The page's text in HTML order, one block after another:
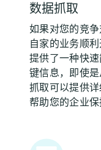
数据抓取
如果对您的竞
自家的业务顺
提供了一种快
键信息，即使
抓取可以提供
帮助您的企业保